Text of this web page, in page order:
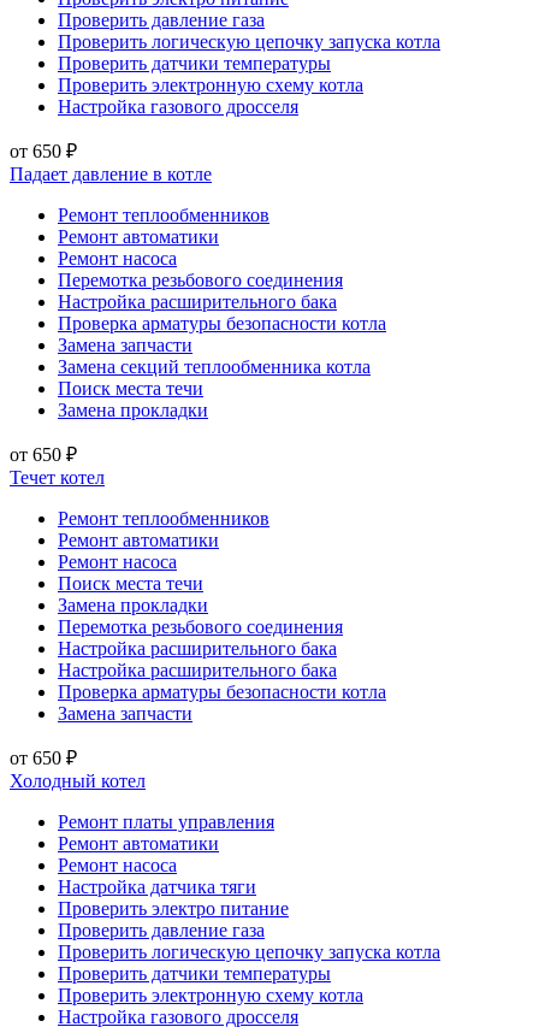
Проверить давление газа
Проверить логическую цепочку запуска котла
Проверить датчики температуры
Проверить электронную схему котла
Настройка газового дросселя
от 650 ₽
Падает давление в котле
Ремонт теплообменников
Ремонт автоматики
Ремонт насоса
Перемотка резьбового соединения
Настройка расширительного бака
Проверка арматуры безопасности котла
Замена запчасти
Замена секций теплообменника котла
Поиск места течи
Замена прокладки
от 650 ₽
Течет котел
Ремонт теплообменников
Ремонт автоматики
Ремонт насоса
Поиск места течи
Замена прокладки
Перемотка резьбового соединения
Настройка расширительного бака
Настройка расширительного бака
Проверка арматуры безопасности котла
Замена запчасти
от 650 ₽
Холодный котел
Ремонт платы управления
Ремонт автоматики
Ремонт насоса
Настройка датчика тяги
Проверить электро питание
Проверить давление газа
Проверить логическую цепочку запуска котла
Проверить датчики температуры
Проверить электронную схему котла
Настройка газового дросселя